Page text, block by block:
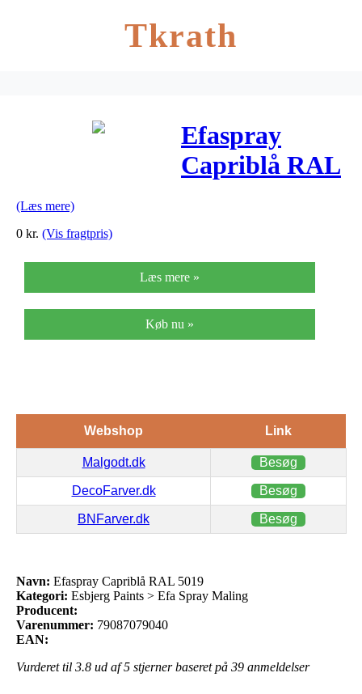
Tkrath
Efaspray
Capriblå RAL
(Læs mere)
0 kr. (Vis fragtpris)
Læs mere »
Køb nu »
Webshop Link
Malgodt.dk Besøg
DecoFarver.dk Besøg
BNFarver.dk Besøg
Navn: Efaspray Capriblå RAL 5019
Kategori: Esbjerg Paints > Efa Spray Maling
Producent:
Varenummer: 79087079040
EAN:
Vurderet til 3.8 ud af 5 stjerner baseret på 39 anmeldelser